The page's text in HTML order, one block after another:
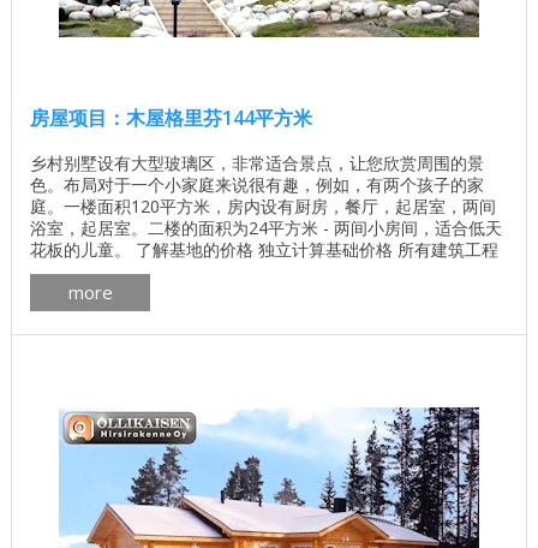
房屋项目：木屋格里芬144平方米
乡村别墅设有大型玻璃区，非常适合景点，让您欣赏周围的景
色。布局对于一个小家庭来说很有趣，例如，有两个孩子的家
庭。一楼面积120平方米，房内设有厨房，餐厅，起居室，两间
浴室，起居室。二楼的面积为24平方米 - 两间小房间，适合低天
花板的儿童。 了解基地的价格 独立计算基础价格 所有建筑工程
在建房和修理房屋 - 找出价格 木屋的最佳项目 墙壁材料最佳住
宅项目 格里芬之家项目平面图 木芬兰房子格里芬的内部 ...
more